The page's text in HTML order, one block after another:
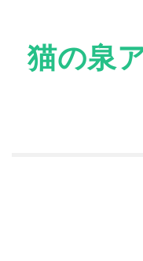
content猫の泉